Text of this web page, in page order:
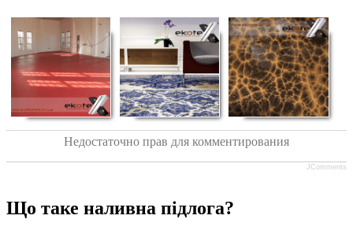
Недостаточно прав для комментирования
JComments
Що таке наливна підлога?